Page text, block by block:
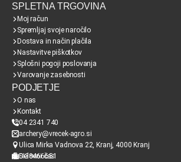
SPLETNA TRGOVINA
Moj račun
Spremljaj svoje naročilo
Dostava in način plačila
Nastavitve piškotkov
Splošni pogoji poslovanja
Varovanje zasebnosti
PODJETJE
O nas
Kontakt
04 2341 740
archery@vrecek-agro.si
Ulica Mirka Vadnova 22, Kranj, 4000 Kranj
SI38466651
Delovni čas